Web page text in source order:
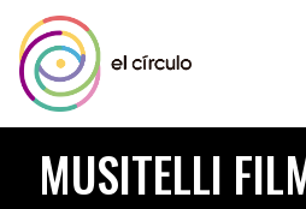
MUSITELLI